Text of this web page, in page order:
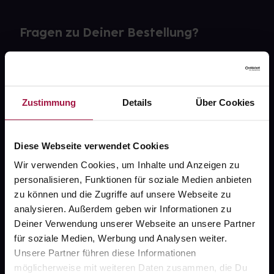
Zustimmung Details Über Cookies
Diese Webseite verwendet Cookies
Wir verwenden Cookies, um Inhalte und Anzeigen zu
personalisieren, Funktionen für soziale Medien anbieten
zu können und die Zugriffe auf unsere Webseite zu
analysieren. Außerdem geben wir Informationen zu
Deiner Verwendung unserer Webseite an unsere Partner
für soziale Medien, Werbung und Analysen weiter.
Unsere Partner führen diese Informationen
möglicherweise mit weiteren Daten zusammen, die Du
Fragen zu Deiner Bestellung?
gesund.de
Über uns
Karriere
Newsletter